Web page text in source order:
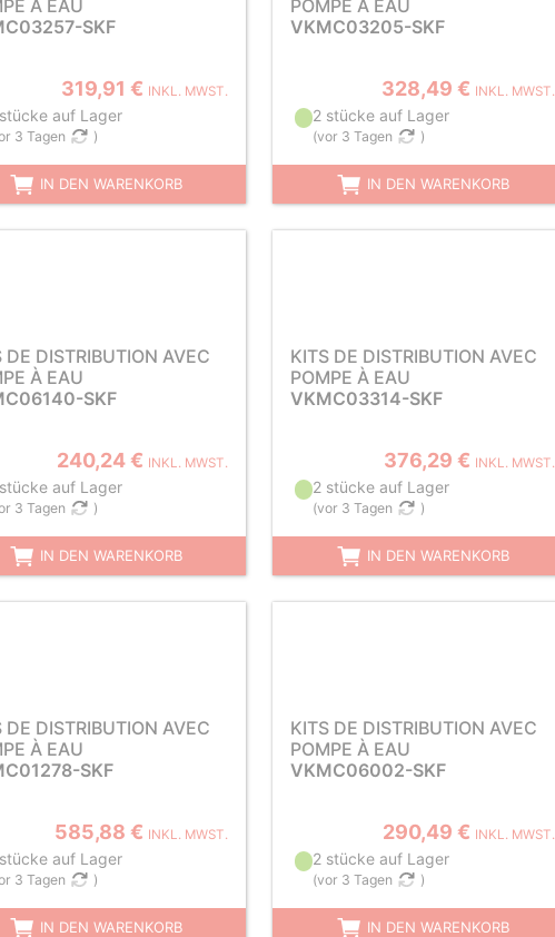
À EAU
SKF
319,91 € INKL. MWST.
auf Lager
3 Tagen )
IN DEN WARENKORB
POMPE À EAU
VKMC03205-SKF
328,49 € INKL. MWST.
2 stücke auf Lager
(vor 3 Tagen )
IN DEN WARENKORB
DE DISTRIBUTION AVEC
À EAU
SKF
240,24 € INKL. MWST.
auf Lager
3 Tagen )
IN DEN WARENKORB
KITS DE DISTRIBUTION AVEC
POMPE À EAU
VKMC03314-SKF
376,29 € INKL. MWST.
2 stücke auf Lager
(vor 3 Tagen )
IN DEN WARENKORB
DE DISTRIBUTION AVEC
À EAU
SKF
585,88 € INKL. MWST.
auf Lager
3 Tagen )
IN DEN WARENKORB
KITS DE DISTRIBUTION AVEC
POMPE À EAU
VKMC06002-SKF
290,49 € INKL. MWST.
2 stücke auf Lager
(vor 3 Tagen )
IN DEN WARENKORB